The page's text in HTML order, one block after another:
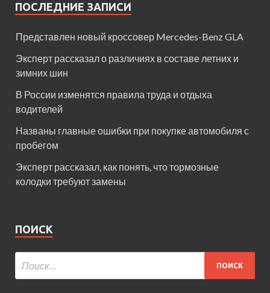
ПОСЛЕДНИЕ ЗАПИСИ
Представлен новый кроссовер Mercedes-Benz GLA
Эксперт рассказал о различиях в составе летних и
зимних шин
В России изменятся правила труда и отдыха
водителей
Названы главные ошибки при покупке автомобиля с
пробегом
Эксперт рассказал, как понять, что тормозные
колодки требуют замены
ПОИСК